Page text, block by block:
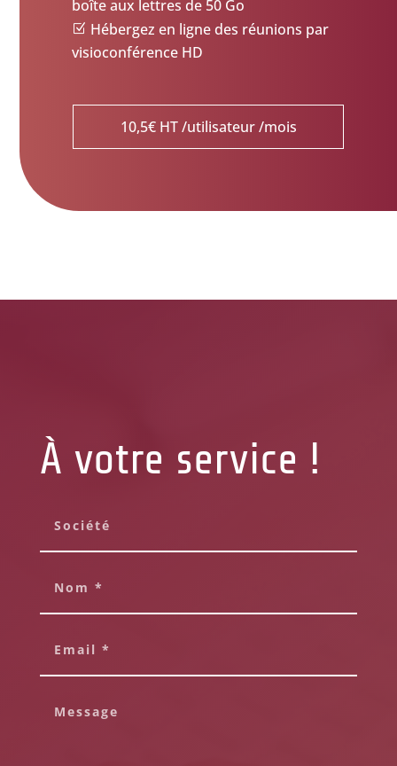
boîte aux lettres de 50 Go
Hébergez en ligne des réunions par
visioconférence HD
10,5€ HT /utilisateur /mois
À votre service !